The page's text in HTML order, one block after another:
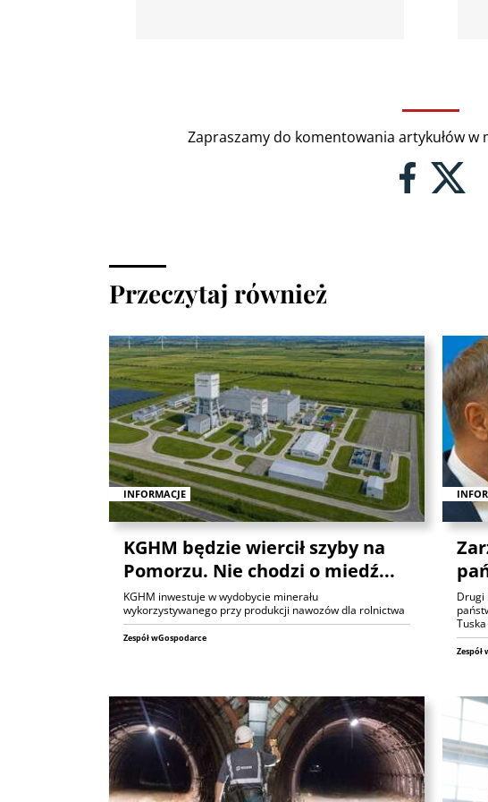
Zapraszamy do komentowania artykułów w
Przeczytaj również
INFORMACJE
KGHM będzie wiercił szyby na
Pomorzu. Nie chodzi o miedź...
KGHM inwestuje w wydobycie minerału
wykorzystywanego przy produkcji nawozów dla rolnictwa
Zespół wGospodarce
Drugi
Zespół